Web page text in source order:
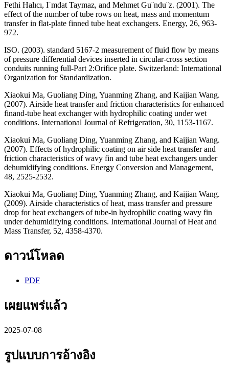
Fethi Halıcı, I˙mdat Taymaz, and Mehmet Gu¨ndu¨z. (2001). The
effect of the number of tube rows on heat, mass and momentum
transfer in flat-plate finned tube heat exchangers. Energy, 26, 963-
972.
ISO. (2003). standard 5167-2 measurement of fluid flow by means
of pressure differential devices inserted in circular-cross section
conduits running full-Part 2:Orifice plate. Switzerland: International
Organization for Standardization.
Xiaokui Ma, Guoliang Ding, Yuanming Zhang, and Kaijian Wang.
(2007). Airside heat transfer and friction characteristics for enhanced
finand-tube heat exchanger with hydrophilic coating under wet
conditions. International Journal of Refrigeration, 30, 1153-1167.
Xiaokui Ma, Guoliang Ding, Yuanming Zhang, and Kaijian Wang.
(2007). Effects of hydrophilic coating on air side heat transfer and
friction characteristics of wavy fin and tube heat exchangers under
dehumidifying conditions. Energy Conversion and Management,
48, 2525-2532.
Xiaokui Ma, Guoliang Ding, Yuanming Zhang, and Kaijian Wang.
(2009). Airside characteristics of heat, mass transfer and pressure
drop for heat exchangers of tube-in hydrophilic coating wavy fin
under dehumidifying conditions. International Journal of Heat and
Mass Transfer, 52, 4358-4370.
ดาวน์โหลด
PDF
เผยแพร่แล้ว
2025-07-08
รูปแบบการอ้างอิง